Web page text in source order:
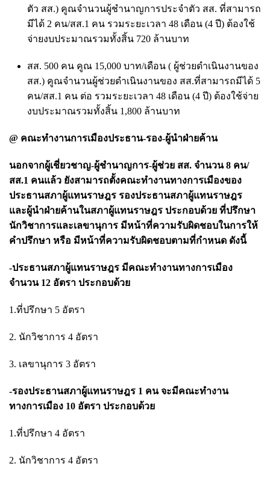
ตัว สส.) คูณจำนวนผู้ชำนาญการประจำตัว สส. ที่สามารถ
มีได้ 2 คน/สส.1 คน รวมระยะเวลา 48 เดือน (4 ปี) ต้องใช้
จ่ายงบประมาณรวมทั้งสิ้น 720 ล้านบาท
สส. 500 คน คูณ 15,000 บาท/เดือน ( ผู้ช่วยดำเนินงานของ
สส.) คูณจำนวนผู้ช่วยดำเนินงานของ สส.ที่สามารถมีได้ 5
คน/สส.1 คน ต่อ รวมระยะเวลา 48 เดือน (4 ปี) ต้องใช้จ่าย
งบประมาณรวมทั้งสิ้น 1,800 ล้านบาท
@ คณะทำงานการเมืองประธาน-รอง-ผู้นำฝ่ายค้าน
นอกจากผู้เชี่ยวชาญ-ผู้ชำนาญการ-ผู้ช่วย สส. จำนวน 8 คน/
สส.1 คนแล้ว ยังสามารถตั้งคณะทำงานทางการเมืองของ
ประธานสภาผู้แทนราษฎร รองประธานสภาผู้แทนราษฎร
และผู้นำฝ่ายค้านในสภาผู้แทนราษฎร ประกอบด้วย ที่ปรึกษา
นักวิชาการและเลขานุการ มีหน้าที่ความรับผิดชอบในการให้
คำปรึกษา หรือ มีหน้าที่ความรับผิดชอบตามที่กำหนด ดังนี้
-ประธานสภาผู้แทนราษฎร มีคณะทำงานทางการเมือง
จำนวน 12 อัตรา ประกอบด้วย
1.ที่ปรึกษา 5 อัตรา
2. นักวิชาการ 4 อัตรา
3. เลขานุการ 3 อัตรา
-รองประธานสภาผู้แทนราษฎร 1 คน จะมีคณะทำงาน
ทางการเมือง 10 อัตรา ประกอบด้วย
1.ที่ปรึกษา 4 อัตรา
2. นักวิชาการ 4 อัตรา